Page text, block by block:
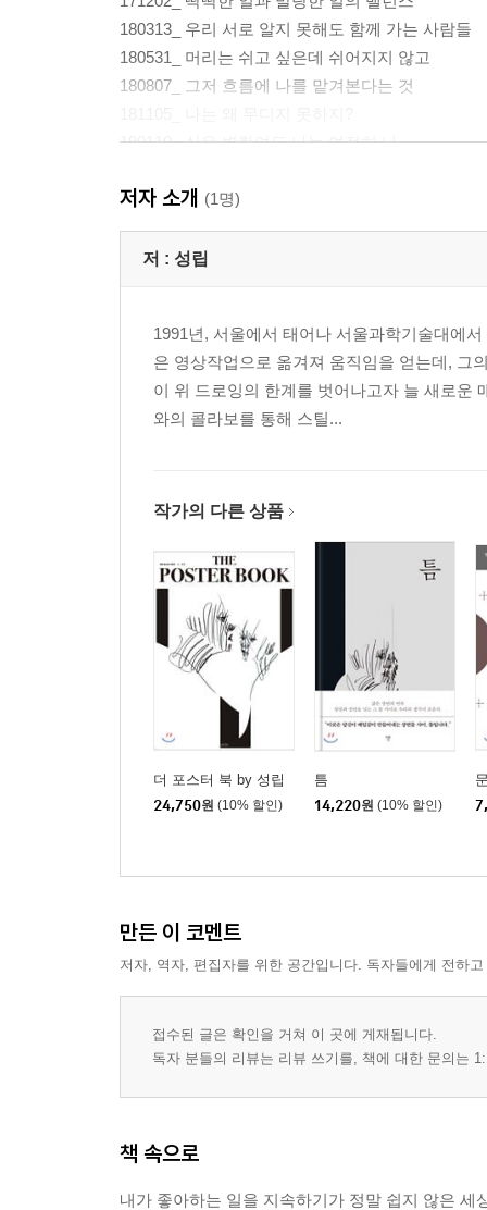
180313_ 우리 서로 알지 못해도 함께 가는 사람들
180531_ 머리는 쉬고 싶은데 쉬어지지 않고
180807_ 그저 흐름에 나를 맡겨본다는 것
190110_ 싫은 변화여도 나는 여전히 나
190904_ 자기 연민을 줄이고 타인을 보는 눈
191120_ 항상 뜻대로 되는 법은 없고
200109_ 두 번으로 나누어주는 마음
200909_ 내 멋대로 산다는 선택
2부 무너지지 않을 만큼 거리 두기
211108_ 마치 거대한 사람이 된 것처럼
220202_ 불안의 긴 터널 끝, 내적 평화
220420_ 추락도 상승도 아닌 확장의 삶
220708_ 내가 움직여야 하는 이유는 뭘까?
221003_ 모든 것은 제때에 그렇게 되는 것
221222_ 여백을 두고 생각의 무게를 감당하는 법
230326_ 모든 색을 섞어 만든 다채로운 밤
230710_ 잠시 자신이나 존재감이 안으로 접히다
230928_ 부디 고독하고 용감하시길
240319_ 나는 왜 이렇게 많은 문제에 둘러싸여 있
241206_ 무언가 만들어내고 싶다는 축복의 순간
250613_ 빈틈없는 삶은 움직이지 못해서
250918_ 별 문제 없음
마치며
저자 소개 (1명)
저 : 성립
1991년, 서울에서 태어나 서울과학기술대에
은 영상작업으로 옮겨져 움직임을 얻는데, 그
이 위 드로잉의 한계를 벗어나고자 늘 새로운
와의 콜라보를 통해 스틸...
작가의 다른 상품
더 포스터 북 by 성립
24,750원 (10% 할인)
틈
14,220원 (10% 할인)
만든 이 코멘트
저자, 역자, 편집자를 위한 공간입니다. 독자들에게 전하
접수된 글은 확인을 거쳐 이 곳에 게재됩니다.
독자 분들의 리뷰는 리뷰 쓰기를, 책에 대한 문의는
책 속으로
내가 좋아하는 일을 지속하기가 정말 쉽지 않은